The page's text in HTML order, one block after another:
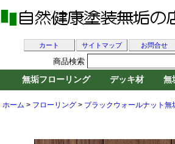
ホーム > フローリング > ブラックウォールナット無
カート サイトマップ お問合せ
商品検索
無垢フローリング デッキ材 無